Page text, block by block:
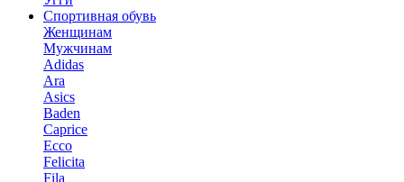
Спортивная обувь
Женщинам
Мужчинам
Adidas
Ara
Asics
Baden
Caprice
Ecco
Felicita
Fila